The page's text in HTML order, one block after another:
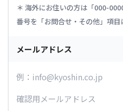
海外にお住いの方は「000-
番号を「お問合せ・その他」項
メールアドレス